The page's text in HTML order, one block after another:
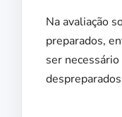
Na avaliação
preparados,
ser